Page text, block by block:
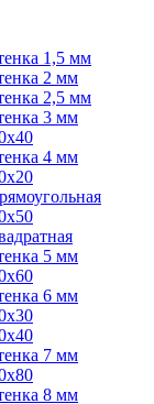
1,5 мм
2 мм
2,5 мм
3 мм
4 мм
5 мм
6 мм
7 мм
8 мм